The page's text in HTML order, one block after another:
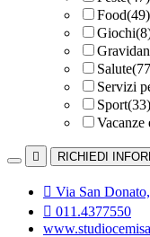
Food(49)
Giochi
Salute
Servizi
Sport(33)
Vacanze
 RICHIEDI
 Via San
 011.4377550